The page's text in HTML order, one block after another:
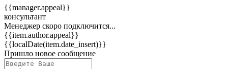
{{manager.appeal}}
консультант
Менеджер скоро подключится...
{{item.author.appeal}}
{{localDate(item.date_insert)}}
Пришло новое сообщение